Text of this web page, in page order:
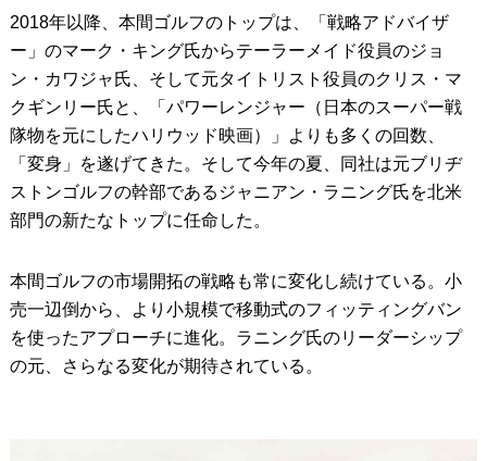
2018年以降、本間ゴルフのトップは、「戦略アドバイザ
ー」のマーク・キング氏からテーラーメイド役員のジョ
ン・カワジャ氏、そして元タイトリスト役員のクリス・マ
クギンリー氏と、「パワーレンジャー（日本のスーパー戦
隊物を元にしたハリウッド映画）」よりも多くの回数、
「変身」を遂げてきた。そして今年の夏、同社は元ブリヂ
ストンゴルフの幹部であるジャニアン・ラニング氏を北米
部門の新たなトップに任命した。
本間ゴルフの市場開拓の戦略も常に変化し続けている。小
売一辺倒から、より小規模で移動式のフィッティングバン
を使ったアプローチに進化。ラニング氏のリーダーシップ
の元、さらなる変化が期待されている。